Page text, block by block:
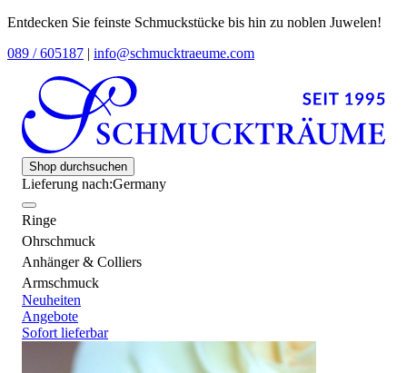
Entdecken Sie feinste Schmuckstücke bis hin zu noblen Juwelen!
089 / 605187 | info@schmucktraeume.com
Shop durchsuchen
Lieferung nach:Germany
Ringe
Ohrschmuck
Anhänger & Colliers
Armschmuck
Neuheiten
Angebote
Sofort lieferbar